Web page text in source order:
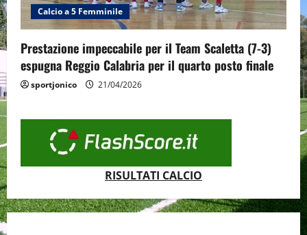
Calcio a 5 Femminile
Prestazione impeccabile per il Team Scaletta (7-3)
espugna Reggio Calabria per il quarto posto finale
sportjonico 21/04/2026
RISULTATI CALCIO